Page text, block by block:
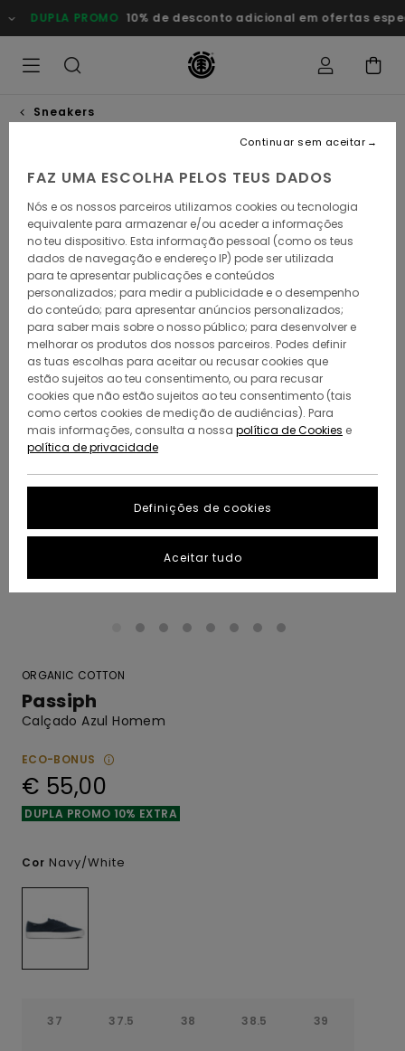
para
a
DUPLA PROMO 10% de desconto adicional em ofertas
Sneakers
ORGANIC COTTON
Passiph
Calçado Azul Homem
ECO-BONUS
€ 55,00
DUPLA PROMO 10% EXTRA
Cor Navy/white
37 37.5 38 38.5 39
FAZ UMA ESCOLHA PELOS TEUS DADOS
Nós e os nossos parceiros utilizamos cookies ou tecnologia
equivalente para armazenar e/ou aceder a informações
no teu dispositivo. Esta informação pessoal (como os teus
dados de navegação e endereço IP) pode ser utilizada
para te apresentar publicações e conteúdos
personalizados; para medir a publicidade e o desempenho
do conteúdo; para apresentar anúncios personalizados;
para saber mais sobre o nosso público; para desenvolver e
melhorar os produtos dos nossos parceiros. Podes definir
as tuas escolhas para aceitar ou recusar cookies que
estão sujeitos ao teu consentimento, ou para recusar
cookies que não estão sujeitos ao teu consentimento (tais
como certos cookies de medição de audiências). Para
mais informações, consulta a nossa política de Cookies e
política de privacidade
Definições de cookies
Continuar sem aceitar
Aceitar tudo